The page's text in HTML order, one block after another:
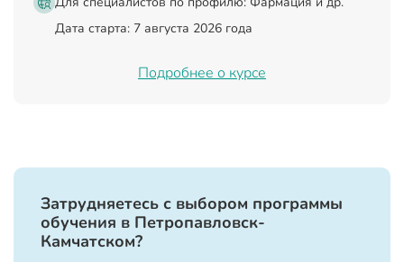
Дата старта: 7 августа 2026 года
Подробнее о курсе
Затрудняетесь с выбором программы
обучения в Петропавловск-
Камчатском?